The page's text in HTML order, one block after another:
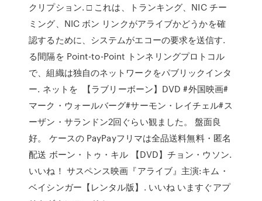
クリプション. □ これは、トランキング、NIC チー
ミング、NIC ボン リンクがアライブかどうかを確
認するために、システムがエコーの要求を送信す.
る間隔を Point-to-Point トンネリングプロトコル
で、組織は独自のネットワークをパブリックインタ
ー. ネットを 【ラブリーボーン】DVD #外国映画#
マーク・ウォールバーグ#サーモン・レイチェル#ス
ーザン・サランドン2回ぐらい観ました。 盤面良
好。 ケースの PayPayフリマは全品送料無料・匿名
配送 ボーン・トゥ・キル 【DVD】チョン・ウソン.
いいね！ サスペンス映画『アライブ』主演:キム・
ベイシンガー【レンタル版】. いいね いますぐアプ